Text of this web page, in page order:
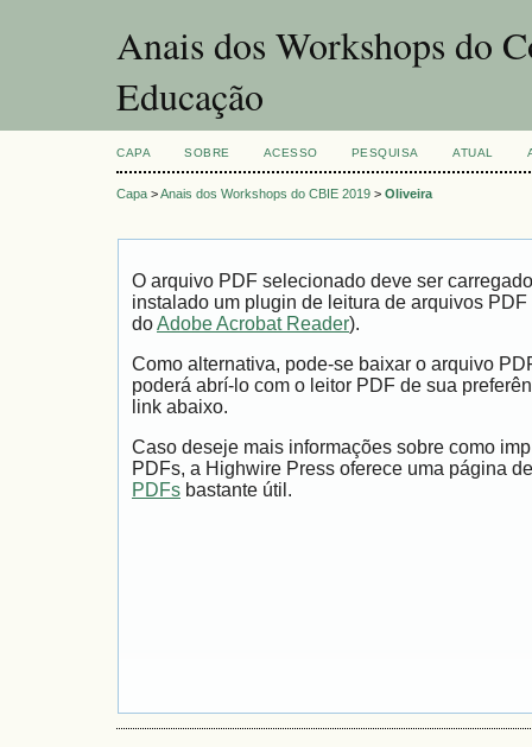
Anais dos Workshops do
Educação
CAPA SOBRE ACESSO PESQUISA ATUAL
Capa >Anais dos Workshops do CBIE 2019 > Oliveira
O arquivo PDF selecionado deve ser
instalado um plugin de leitura de arquivos
doAdobe Acrobat Reader).
Como alternativa, pode-se baixar o arquivo
poderá abrí-lo com o leitor PDF de sua
link abaixo.
Caso deseje mais informações sobre como
PDFs, a Highwire Press oferece uma página
PDFs bastante útil.